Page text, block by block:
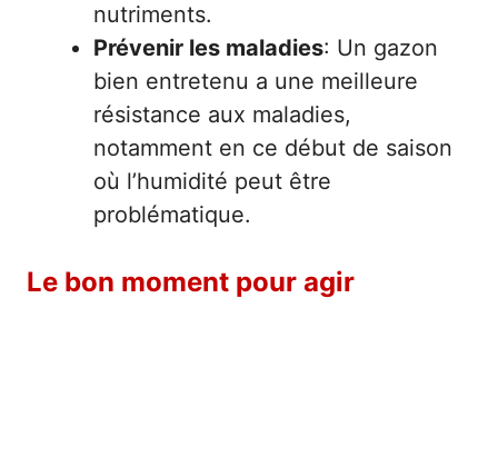
nutriments.
Prévenir les maladies: Un gazon
bien entretenu a une meilleure
résistance aux maladies,
notamment en ce début de saison
où l’humidité peut être
problématique.
Le bon moment pour agir